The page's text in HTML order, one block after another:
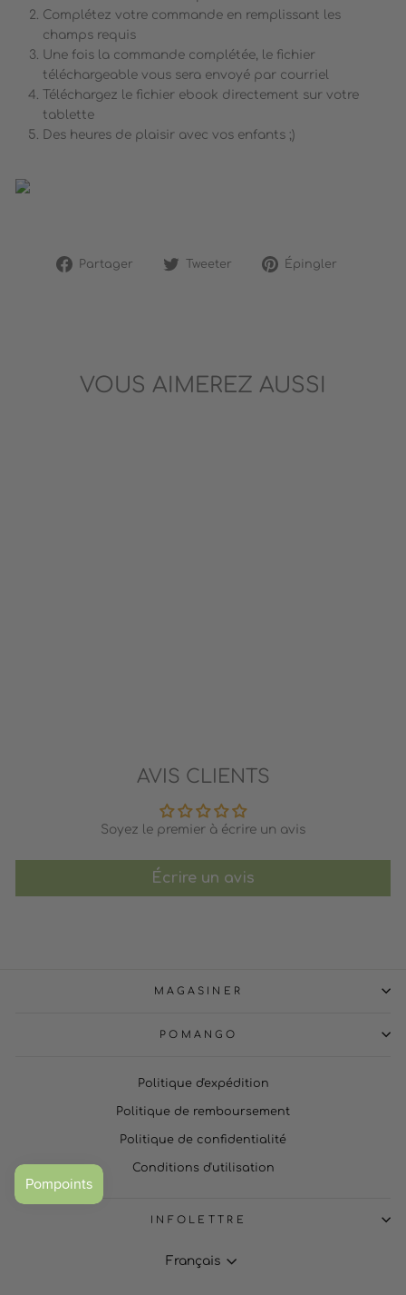
Complétez votre commande en remplissant les
champs requis
Une fois la commande complétée, le fichier
téléchargeable vous sera envoyé par courriel
Téléchargez le fichier ebook directement sur votre
tablette
Des heures de plaisir avec vos enfants ;)
Partager
PartagerTweeter
TweeterÉpingler
VOUS AIMEREZ AUSSI
AVIS CLIENTS
Soyez le premier à écrire un avis
Écrire un avis
MAGASINER
POMANGO
Politique d'expédition
Politique de remboursement
Politique de confidentialité
Conditions d'utilisation
INFOLETTRE
LANGUE
Français